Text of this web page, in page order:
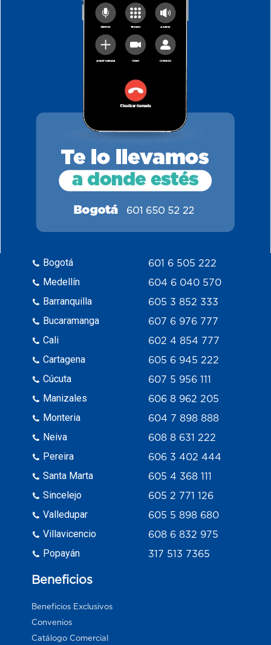
Bogotá
Medellín
Barranquilla
Bucaramanga
Cali
Cartagena
Cúcuta
Manizales
Monteria
Neiva
Pereira
Santa Marta
Sincelejo
Valledupar
Villavicencio
Popayán
601 6 505 222
604 6 040 570
605 3 852 333
607 6 976 777
602 4 854 777
605 6 945 222
607 5 956 111
606 8 962 205
604 7 898 888
608 8 631 222
606 3 402 444
605 4 368 111
605 2 771 126
605 5 898 680
608 6 832 975
317 513 7365
Beneficios
Beneficios Exclusivos
Convenios
Catálogo Comercial